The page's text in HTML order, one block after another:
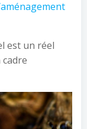
est un réel